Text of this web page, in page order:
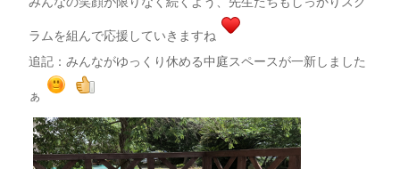
ラムを組んで応援していきますね
追記：みんながゆっくり休める中庭スペースが一新しました
ぁ